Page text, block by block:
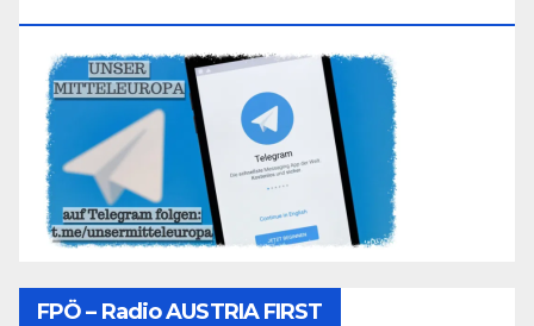
FPÖ – Radio AUSTRIA FIRST